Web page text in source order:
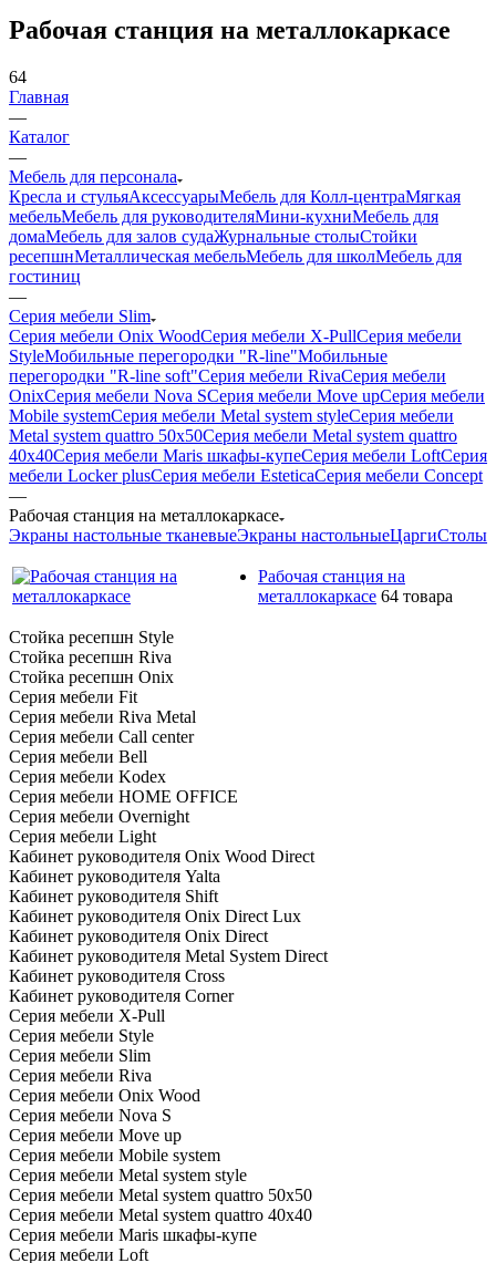
Рабочая станция на металлокаркасе
64
Главная
—
Каталог
—
Мебель для персонала
Кресла и стульяАксессуарыМебель для Колл-центраМягкая
мебельМебель для руководителяМини-кухниМебель для
домаМебель для залов судаЖурнальные столыСтойки
ресепшнМеталлическая мебельМебель для школМебель для
гостиниц
—
Серия мебели Slim
Серия мебели Onix WoodСерия мебели X-PullСерия мебели
StyleМобильные перегородки "R-line"Мобильные
перегородки "R-line soft"Серия мебели RivaСерия мебели
OnixСерия мебели Nova SСерия мебели Move upСерия мебели
Mobile systemСерия мебели Metal system styleСерия мебели
Metal system quattro 50x50Серия мебели Metal system quattro
40x40Серия мебели Maris шкафы-купеСерия мебели LoftСерия
мебели Locker plusСерия мебели EsteticaСерия мебели Concept
—
Рабочая станция на металлокаркасе
Экраны настольные тканевыеЭкраны настольныеЦаргиСтолы
Рабочая станция на
металлокаркасе 64 товара
Стойка ресепшн Style
Стойка ресепшн Riva
Стойка ресепшн Onix
Серия мебели Fit
Серия мебели Riva Metal
Серия мебели Call center
Серия мебели Bell
Серия мебели Kodex
Серия мебели HOME OFFICE
Серия мебели Overnight
Серия мебели Light
Кабинет руководителя Onix Wood Direct
Кабинет руководителя Yalta
Кабинет руководителя Shift
Кабинет руководителя Onix Direct Lux
Кабинет руководителя Onix Direct
Кабинет руководителя Metal System Direct
Кабинет руководителя Cross
Кабинет руководителя Corner
Серия мебели X-Pull
Серия мебели Style
Серия мебели Slim
Серия мебели Riva
Серия мебели Onix Wood
Серия мебели Nova S
Серия мебели Move up
Серия мебели Mobile system
Серия мебели Metal system style
Серия мебели Metal system quattro 50x50
Серия мебели Metal system quattro 40x40
Серия мебели Maris шкафы-купе
Серия мебели Loft